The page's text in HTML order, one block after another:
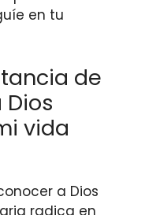
en tu
de
vida
a Dios
radica en